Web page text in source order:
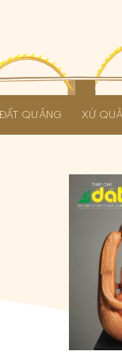
QUẢNG XỨ